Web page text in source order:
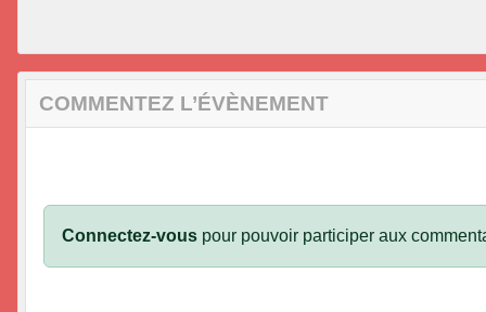
COMMENTEZ L’ÉVÈNEMENT
Connectez-vous pour pouvoir participer aux